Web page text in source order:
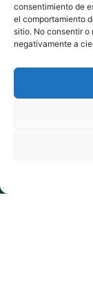
consentimiento de
el comportamiento
sitio. No consentir
negativamente a